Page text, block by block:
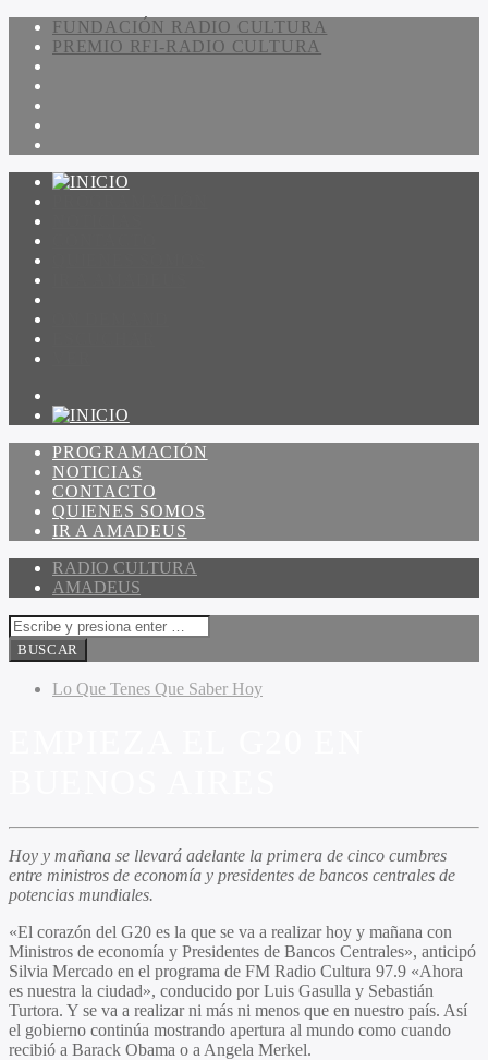
FUNDACIÓN RADIO CULTURA
PREMIO RFI-RADIO CULTURA
PROGRAMACIÓN
NOTICIAS
CONTACTO
QUIENES SOMOS
IR A AMADEUS
RADIO CULTURA
AMADEUS
Lo Que Tenes Que Saber Hoy
Hoy y mañana se llevará adelante la primera de cinco cumbres
entre ministros de economía y presidentes de bancos centrales de
potencias mundiales.
«El corazón del G20 es la que se va a realizar hoy y mañana con
Ministros de economía y Presidentes de Bancos Centrales», anticipó
Silvia Mercado en el programa de FM Radio Cultura 97.9 «Ahora
es nuestra la ciudad», conducido por Luis Gasulla y Sebastián
Turtora. Y se va a realizar ni más ni menos que en nuestro país. Así
el gobierno continúa mostrando apertura al mundo como cuando
recibió a Barack Obama o a Angela Merkel.